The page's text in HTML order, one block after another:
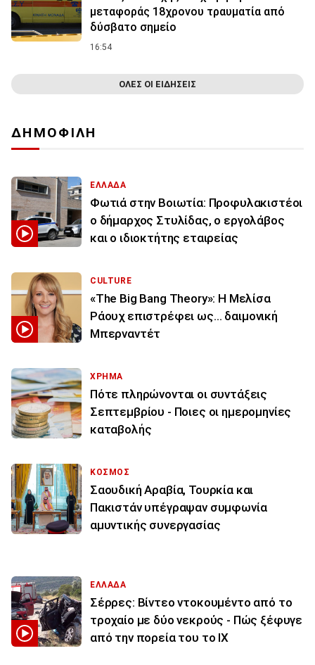
μεταφοράς 18χρονου τραυματία από
δύσβατο σημείο
16:54
ΟΛΕΣ ΟΙ ΕΙΔΗΣΕΙΣ
ΔΗΜΟΦΙΛΗ
ΕΛΛΑΔΑ
Φωτιά στην Βοιωτία: Προφυλακιστέοι
ο δήμαρχος Στυλίδας, ο εργολάβος
και ο ιδιοκτήτης εταιρείας
CULTURE
«The Big Bang Theory»: Η Μελίσα
Ράουχ επιστρέφει ως… δαιμονική
Μπερναντέτ
ΧΡΗΜΑ
Πότε πληρώνονται οι συντάξεις
Σεπτεμβρίου - Ποιες οι ημερομηνίες
καταβολής
ΚΟΣΜΟΣ
Σαουδική Αραβία, Τουρκία και
Πακιστάν υπέγραψαν συμφωνία
αμυντικής συνεργασίας
ΕΛΛΑΔΑ
Σέρρες: Βίντεο ντοκουμέντο από το
τροχαίο με δύο νεκρούς - Πώς ξέφυγε
από την πορεία του το ΙΧ